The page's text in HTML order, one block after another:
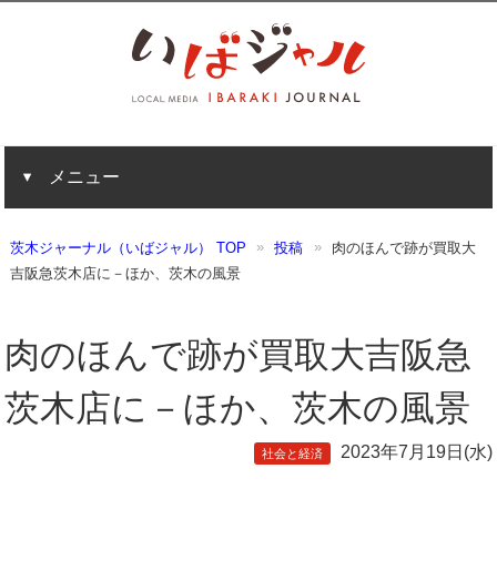
メニュー
茨木ジャーナル（いばジャル） TOP 投稿
肉のほんで跡が買取大
吉阪急茨木店に－ほか、茨木の風景
肉のほんで跡が買取大吉阪急
茨木店に－ほか、茨木の風景
社会と経済 2023年7月19日(水)